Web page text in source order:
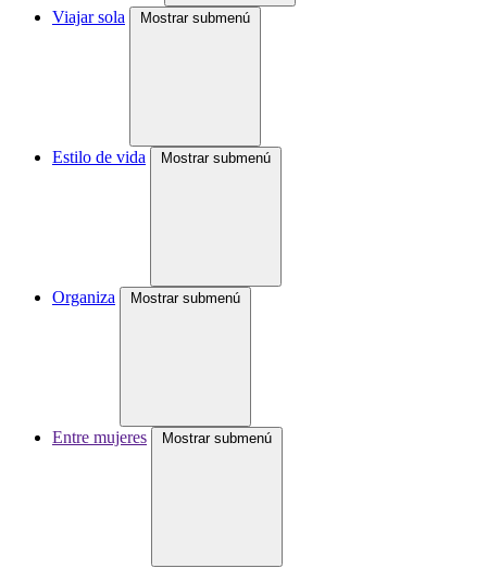
Viajar sola Mostrar submenú
Estilo de vida Mostrar submenú
Organiza Mostrar submenú
Entre mujeres Mostrar submenú